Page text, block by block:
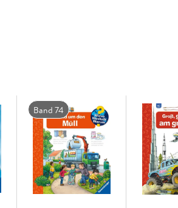
Bilder, kurze Sachtexte sowie
und lustige Einblicke
Der Spaß am eigenhändigen
Ausstattung garantieren
Band 74